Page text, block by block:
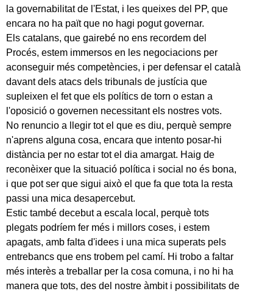
la governabilitat de l'Estat, i les queixes del PP, que
encara no ha paït que no hagi pogut governar.
Els catalans, que gairebé no ens recordem del
Procés, estem immersos en les negociacions per
aconseguir més competències, i per defensar el català
davant dels atacs dels tribunals de justícia que
supleixen el fet que els polítics de torn o estan a
l'oposició o governen necessitant els nostres vots.
No renuncio a llegir tot el que es diu, perquè sempre
n'aprens alguna cosa, encara que intento posar-hi
distància per no estar tot el dia amargat. Haig de
reconèixer que la situació política i social no és bona,
i que pot ser que sigui això el que fa que tota la resta
passi una mica desapercebut.
Estic també decebut a escala local, perquè tots
plegats podríem fer més i millors coses, i estem
apagats, amb falta d'idees i una mica superats pels
entrebancs que ens trobem pel camí. Hi trobo a faltar
més interès a treballar per la cosa comuna, i no hi ha
manera que tots, des del nostre àmbit i possibilitats de